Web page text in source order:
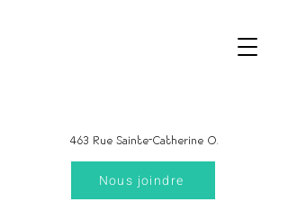
463 Rue Sainte-Catherine O.
Nous joindre